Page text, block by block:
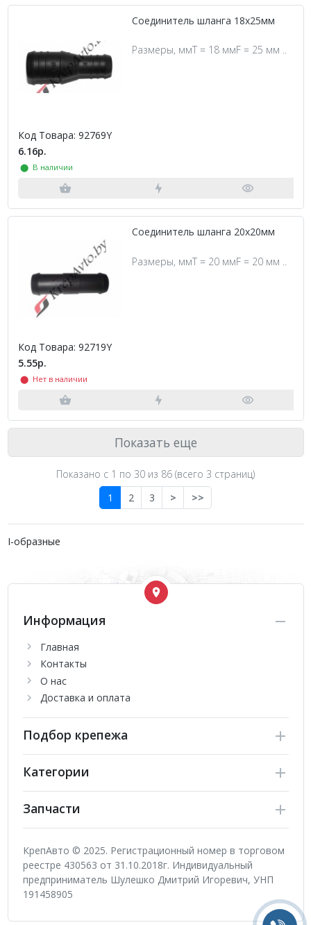
Соединитель шланга 18х25мм
Размеры, ммT = 18 ммF = 25 мм ..
Код Товара: 92769Y
6.16р.
⬤ В наличии
Соединитель шланга 20х20мм
Размеры, ммT = 20 ммF = 20 мм ..
Код Товара: 92719Y
5.55р.
⬤ Нет в наличии
Показать еще
Показано с 1 по 30 из 86 (всего 3 страниц)
1
2 3 > >>
I-образные
Информация
Главная
Контакты
О нас
Доставка и оплата
Подбор крепежа
Категории
Запчасти
КрепАвто © 2025. Регистрационный номер в торговом
реестре 430563 от 31.10.2018г. Индивидуальный
предприниматель Шулешко Дмитрий Игоревич, УНП
191458905